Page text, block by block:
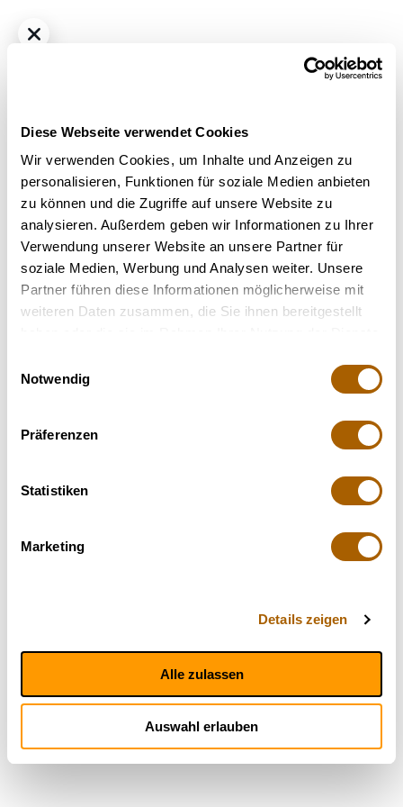
Diese Webseite verwendet Cookies
Wir verwenden Cookies, um Inhalte und Anzeigen zu
personalisieren, Funktionen für soziale Medien anbieten
zu können und die Zugriffe auf unsere Website zu
analysieren. Außerdem geben wir Informationen zu Ihrer
Verwendung unserer Website an unsere Partner für
soziale Medien, Werbung und Analysen weiter. Unsere
Partner führen diese Informationen möglicherweise mit
weiteren Daten zusammen, die Sie ihnen bereitgestellt
Notwendig
Präferenzen
Statistiken
Marketing
Details zeigen
Alle zulassen
Auswahl erlauben
Hybrid THC27% CBD0.1%
Craft Botanics 30/1 White Runtz
Bestrahlung: nicht bestrahlt
Strain: White Runtz